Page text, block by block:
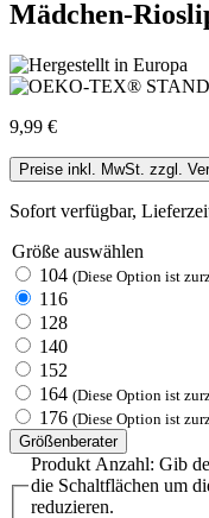
Mädchen-
9,99 €
Preise inkl. MwSt. zzgl.
Sofort verfügbar,
Größe auswählen
104 (Diese Option ist
116
128
140
152
164 (Diese Option ist
176 (Diese Option ist
Größenberater
Produkt Anzahl: Gib
die Schaltflächen um
reduzieren.